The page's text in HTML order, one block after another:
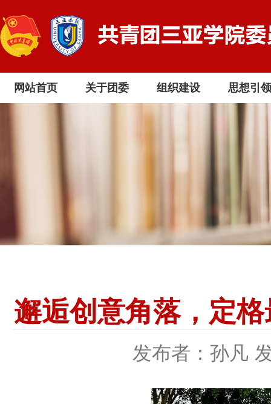
网站首页 关于团委 组织建设 思想引领
邂逅创意角落，定
发布者：孙凡